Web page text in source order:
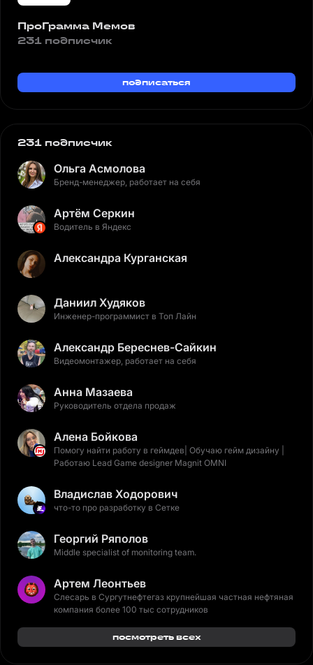
ПроГрамма Мемов
231 подписчик
подписаться
231 подписчик
Ольга Асмолова
Бренд-менеджер, работает на себя
Артём Серкин
Водитель в Яндекс
Александра Курганская
Даниил Худяков
Инженер-программист в Топ Лайн
Александр Береснев-Сайкин
Видеомонтажер, работает на себя
Анна Мазаева
Руководитель отдела продаж
Алена Бойкова
Помогу найти работу в геймдев| Обучаю гейм дизайну |
Работаю Lead Game designer Magnit OMNI
Владислав Ходорович
что-то про разработку в Сетке
Георгий Ряполов
Middle specialist of monitoring team.
Артем Леонтьев
Слесарь в Сургутнефтегаз крупнейшая частная нефтяная
компания более 100 тыс сотрудников
посмотреть всех